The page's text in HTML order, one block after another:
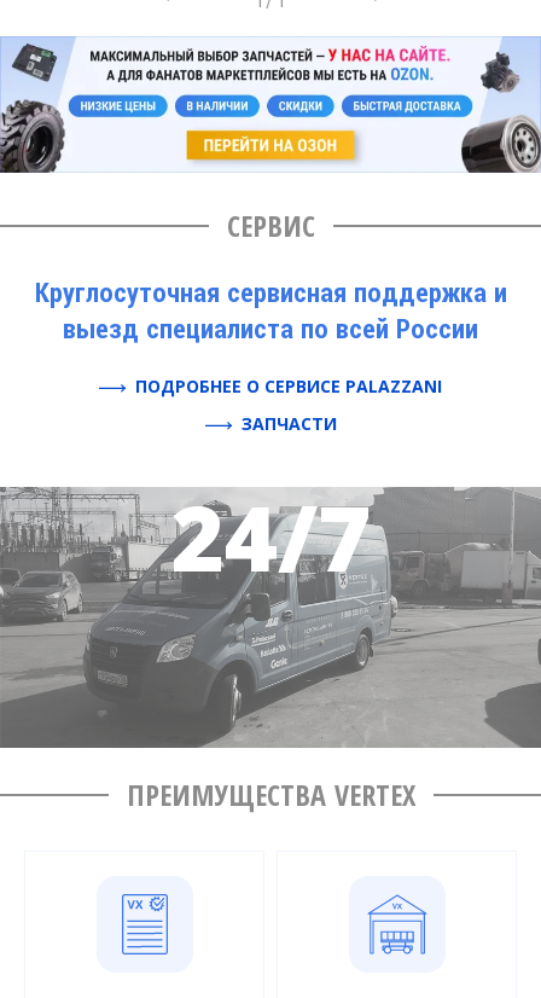
СЕРВИС
Круглосуточная сервисная поддержка и
выезд специалиста по всей России
ПОДРОБНЕЕ О СЕРВИСЕ PALAZZANI
ЗАПЧАСТИ
ПРЕИМУЩЕСТВА VERTEX